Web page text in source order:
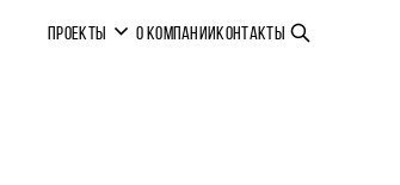
ПРОЕКТЫ О КОМПАНИИКОНТАКТЫ